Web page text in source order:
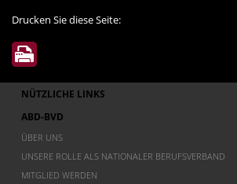
Drucken Sie diese Seite:
NÜTZLICHE LINKS
ABD-BVD
ÜBER UNS
UNSERE ROLLE ALS NATIONALER BERUFSVERBAND
MITGLIED WERDEN